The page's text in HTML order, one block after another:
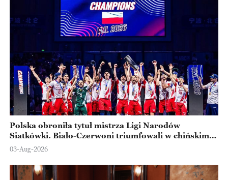
Polska obroniła tytuł mistrza Ligi Narodów
Siatkówki. Biało-Czerwoni triumfowali w chińskim
Ningbo
03-Aug-2026